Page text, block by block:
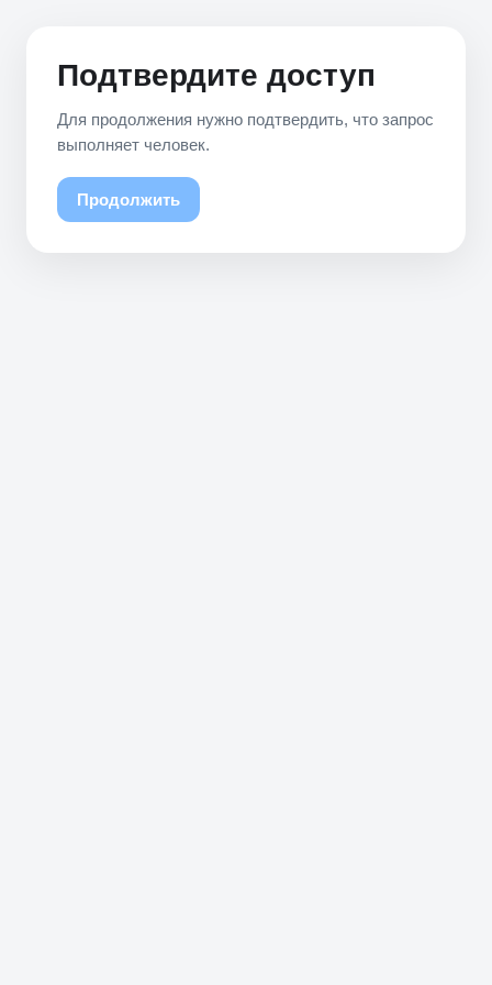
Подтвердите доступ
Для продолжения нужно подтвердить, что запрос
выполняет человек.
Продолжить